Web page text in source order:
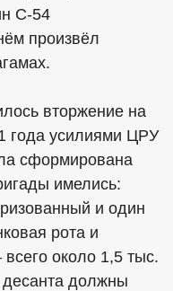
С-54
произвёл
вторжение на
года усилиями ЦРУ
сформирована
имелись:
и один
рота и
около 1,5 тыс.
десанта должны